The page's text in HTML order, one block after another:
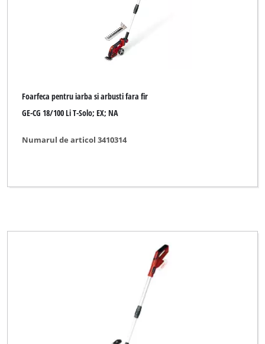
Foarfeca pentru iarba si arbusti fara fir
GE-CG 18/100 Li T-Solo; EX; NA
Numarul de articol 3410314